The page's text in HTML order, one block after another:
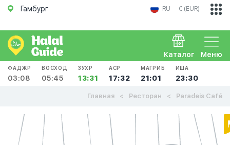
Гамбург RU € (EUR)
Меню
Каталог
ФАДЖР
03:08
ВОСХОД
05:45
ЗУХР
13:31
АСР
17:32
МАГРИБ
21:01
ИША
23:30
Главная Ресторан Paradeis Café